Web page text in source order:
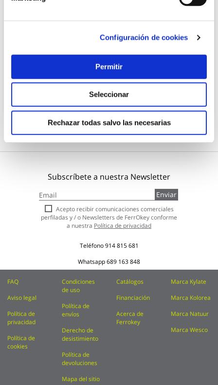
Configuración de cookies
Permitir
Seleccionar
Rechazar todas salvo las necesarias
Esmalte sintetico brillo 0514 4 l verde hierba titanlux
Titanlux
67,45 €
Añadir al carrito
Subscríbete a nuestra Newsletter
a
nuestro
boletín
de
Enviar
Acepto recibir comunicaciones comerciales
perfiladas y / o Newsletters de FerrOkey conforme
a nuestra Política de privacidad
Teléfono914 815 681
Whatsapp689 163 848
FAQ
Aviso legal
Política de
privacidad
Política de
cookies
Condiciones
de uso
Política de
envíos
Derecho de
desistimiento
Política de
devoluciones
Mapa del sitio
Catálogos
Financiación
Acerca de
Ferrokey
Marca Kylate
Marca Kolorea
Marca Natuur
Marca Wesco